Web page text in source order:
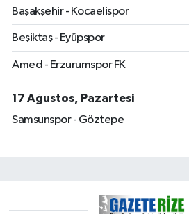
Başakşehir - Kocaelispor
Beşiktaş - Eyüpspor
Amed - Erzurumspor FK
17 Ağustos, Pazartesi
Samsunspor - Göztepe